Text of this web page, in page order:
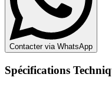
Contacter via WhatsApp
Spécifications